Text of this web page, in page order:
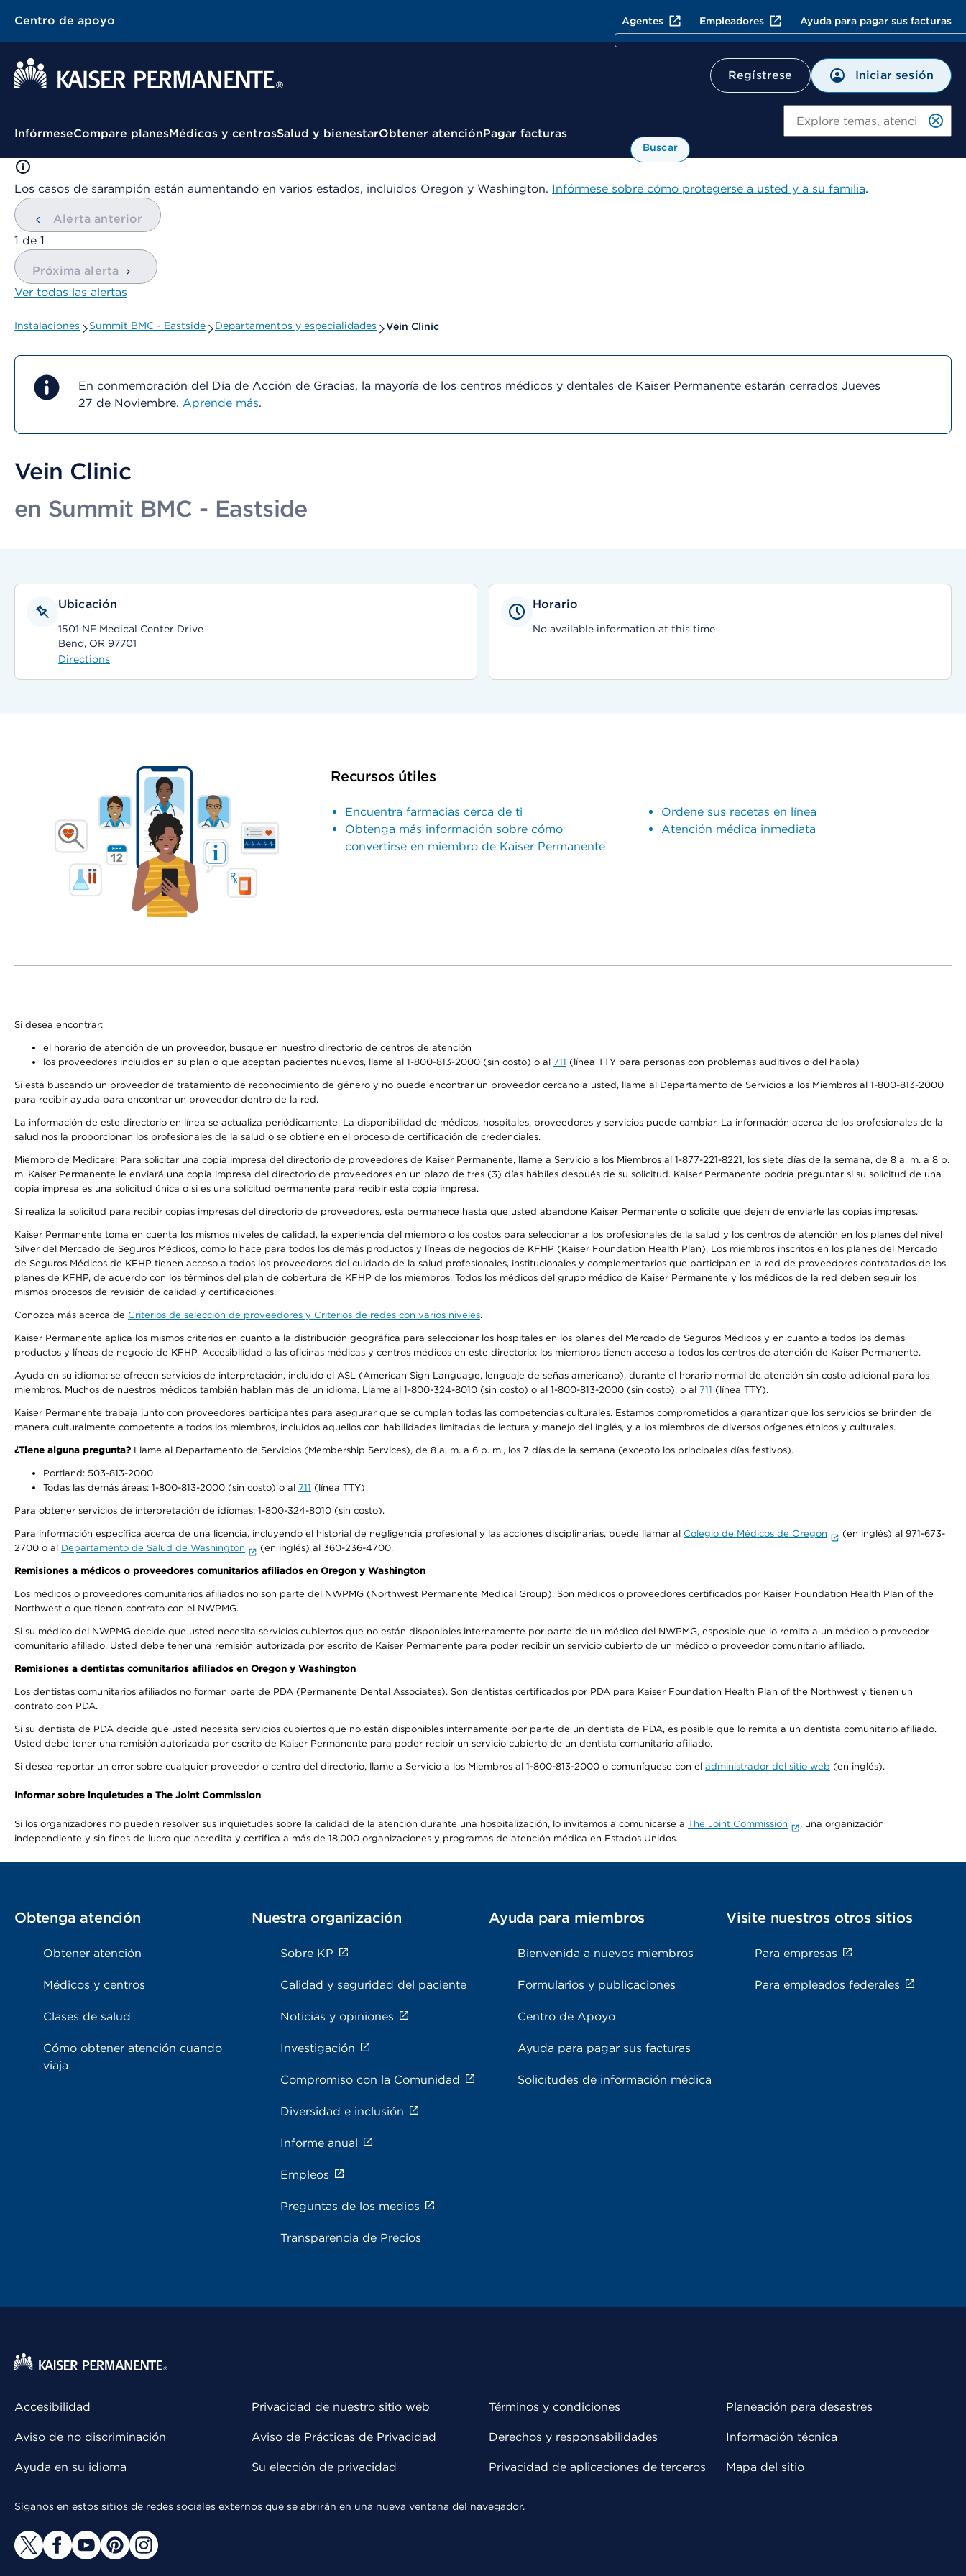
Centro de apoyo Agentes Empleadores Ayuda para pagar sus facturas
Regístrese Iniciar sesión
Menú contextual
InfórmeseCompare planesMédicos y centrosSalud y bienestarObtener atenciónPagar facturas
Buscar
Los casos de sarampión están aumentando en varios estados, incluidos Oregon y Washington. Infórmese sobre cómo protegerse a usted y a su familia.
Alerta anterior
mostrando
1 de 1
Próxima alerta
Ver todas las alertas
Instalaciones Summit BMC - Eastside Departamentos y especialidades Vein Clinic
En conmemoración del Día de Acción de Gracias, la mayoría de los centros médicos y dentales de Kaiser Permanente estarán cerrados Jueves
27 de Noviembre. Aprende más.
Vein Clinic
en Summit BMC - Eastside
Ubicación
1501 NE Medical Center Drive
Bend, OR 97701
Directions
Horario
No available information at this time
Recursos útiles
Encuentra farmacias cerca de ti
Obtenga más información sobre cómo
convertirse en miembro de Kaiser Permanente
Ordene sus recetas en línea
Atención médica inmediata
Si desea encontrar:
el horario de atención de un proveedor, busque en nuestro directorio de centros de atención
los proveedores incluidos en su plan o que aceptan pacientes nuevos, llame al 1-800-813-2000 (sin costo) o al 711 (línea TTY para personas con problemas auditivos o del habla)
Si está buscando un proveedor de tratamiento de reconocimiento de género y no puede encontrar un proveedor cercano a usted, llame al Departamento de Servicios a los Miembros al 1-800-813-2000
para recibir ayuda para encontrar un proveedor dentro de la red.
La información de este directorio en línea se actualiza periódicamente. La disponibilidad de médicos, hospitales, proveedores y servicios puede cambiar. La información acerca de los profesionales de la
salud nos la proporcionan los profesionales de la salud o se obtiene en el proceso de certificación de credenciales.
Miembro de Medicare: Para solicitar una copia impresa del directorio de proveedores de Kaiser Permanente, llame a Servicio a los Miembros al 1-877-221-8221, los siete días de la semana, de 8 a. m. a 8 p.
m. Kaiser Permanente le enviará una copia impresa del directorio de proveedores en un plazo de tres (3) días hábiles después de su solicitud. Kaiser Permanente podría preguntar si su solicitud de una
copia impresa es una solicitud única o si es una solicitud permanente para recibir esta copia impresa.
Si realiza la solicitud para recibir copias impresas del directorio de proveedores, esta permanece hasta que usted abandone Kaiser Permanente o solicite que dejen de enviarle las copias impresas.
Kaiser Permanente toma en cuenta los mismos niveles de calidad, la experiencia del miembro o los costos para seleccionar a los profesionales de la salud y los centros de atención en los planes del nivel
Silver del Mercado de Seguros Médicos, como lo hace para todos los demás productos y líneas de negocios de KFHP (Kaiser Foundation Health Plan). Los miembros inscritos en los planes del Mercado
de Seguros Médicos de KFHP tienen acceso a todos los proveedores del cuidado de la salud profesionales, institucionales y complementarios que participan en la red de proveedores contratados de los
planes de KFHP, de acuerdo con los términos del plan de cobertura de KFHP de los miembros. Todos los médicos del grupo médico de Kaiser Permanente y los médicos de la red deben seguir los
mismos procesos de revisión de calidad y certificaciones.
Conozca más acerca de Criterios de selección de proveedores y Criterios de redes con varios niveles.
Kaiser Permanente aplica los mismos criterios en cuanto a la distribución geográfica para seleccionar los hospitales en los planes del Mercado de Seguros Médicos y en cuanto a todos los demás
productos y líneas de negocio de KFHP. Accesibilidad a las oficinas médicas y centros médicos en este directorio: los miembros tienen acceso a todos los centros de atención de Kaiser Permanente.
Ayuda en su idioma: se ofrecen servicios de interpretación, incluido el ASL (American Sign Language, lenguaje de señas americano), durante el horario normal de atención sin costo adicional para los
miembros. Muchos de nuestros médicos también hablan más de un idioma. Llame al 1-800-324-8010 (sin costo) o al 1-800-813-2000 (sin costo), o al 711 (línea TTY).
Kaiser Permanente trabaja junto con proveedores participantes para asegurar que se cumplan todas las competencias culturales. Estamos comprometidos a garantizar que los servicios se brinden de
manera culturalmente competente a todos los miembros, incluidos aquellos con habilidades limitadas de lectura y manejo del inglés, y a los miembros de diversos orígenes étnicos y culturales.
¿Tiene alguna pregunta? Llame al Departamento de Servicios (Membership Services), de 8 a. m. a 6 p. m., los 7 días de la semana (excepto los principales días festivos).
Portland: 503-813-2000
Todas las demás áreas: 1-800-813-2000 (sin costo) o al 711 (línea TTY)
Para obtener servicios de interpretación de idiomas: 1-800-324-8010 (sin costo).
Para información específica acerca de una licencia, incluyendo el historial de negligencia profesional y las acciones disciplinarias, puede llamar al Colegio de Médicos de Oregon
(en inglés) al 971-673-
2700 o al Departamento de Salud de Washington (en inglés) al 360-236-4700.
Remisiones a médicos o proveedores comunitarios afiliados en Oregon y Washington
Los médicos o proveedores comunitarios afiliados no son parte del NWPMG (Northwest Permanente Medical Group). Son médicos o proveedores certificados por Kaiser Foundation Health Plan of the
Northwest o que tienen contrato con el NWPMG.
Si su médico del NWPMG decide que usted necesita servicios cubiertos que no están disponibles internamente por parte de un médico del NWPMG, esposible que lo remita a un médico o proveedor
comunitario afiliado. Usted debe tener una remisión autorizada por escrito de Kaiser Permanente para poder recibir un servicio cubierto de un médico o proveedor comunitario afiliado.
Remisiones a dentistas comunitarios afiliados en Oregon y Washington
Los dentistas comunitarios afiliados no forman parte de PDA (Permanente Dental Associates). Son dentistas certificados por PDA para Kaiser Foundation Health Plan of the Northwest y tienen un
contrato con PDA.
Si su dentista de PDA decide que usted necesita servicios cubiertos que no están disponibles internamente por parte de un dentista de PDA, es posible que lo remita a un dentista comunitario afiliado.
Usted debe tener una remisión autorizada por escrito de Kaiser Permanente para poder recibir un servicio cubierto de un dentista comunitario afiliado.
Si desea reportar un error sobre cualquier proveedor o centro del directorio, llame a Servicio a los Miembros al 1-800-813-2000 o comuníquese con el administrador del sitio web (en inglés).
Informar sobre inquietudes a The Joint Commission
Si los organizadores no pueden resolver sus inquietudes sobre la calidad de la atención durante una hospitalización, lo invitamos a comunicarse a The Joint Commission
, una organización
independiente y sin fines de lucro que acredita y certifica a más de 18,000 organizaciones y programas de atención médica en Estados Unidos.
Obtenga atención
Obtener atención
Médicos y centros
Clases de salud
Cómo obtener atención cuando
viaja
Nuestra organización
Sobre KP
Calidad y seguridad del paciente
Noticias y opiniones
Investigación
Compromiso con la Comunidad
Diversidad e inclusión
Informe anual
Empleos
Preguntas de los medios
Transparencia de Precios
Ayuda para miembros
Bienvenida a nuevos miembros
Formularios y publicaciones
Centro de Apoyo
Ayuda para pagar sus facturas
Solicitudes de información médica
Visite nuestros otros sitios
Para empresas
Para empleados federales
Accesibilidad
Aviso de no discriminación
Ayuda en su idioma
Privacidad de nuestro sitio web
Aviso de Prácticas de Privacidad
Su elección de privacidad
Términos y condiciones
Derechos y responsabilidades
Privacidad de aplicaciones de terceros
Planeación para desastres
Información técnica
Mapa del sitio
Síganos en estos sitios de redes sociales externos que se abrirán en una nueva ventana del navegador.